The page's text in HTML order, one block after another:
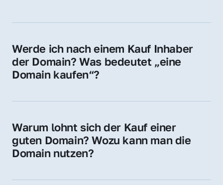
Werde ich nach einem Kauf Inhaber
der Domain? Was bedeutet „eine
Domain kaufen“?
Sie erhalten alle Rechte zur Nutzung,
Domain.
Warum lohnt sich der Kauf einer
guten Domain? Wozu kann man die
Domain nutzen?